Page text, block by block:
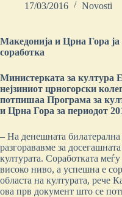
17/03/2016 Novosti
Македонија и Црна Гора
соработка
Министерката за култура
нејзиниот црногорски
потпишаа Програма за
и Црна Гора за периодот
– На денешната билатерална
разгорававме за
културата. Соработката
високо ниво, а успешна е
областа на културата, рече
ова прв документ што се